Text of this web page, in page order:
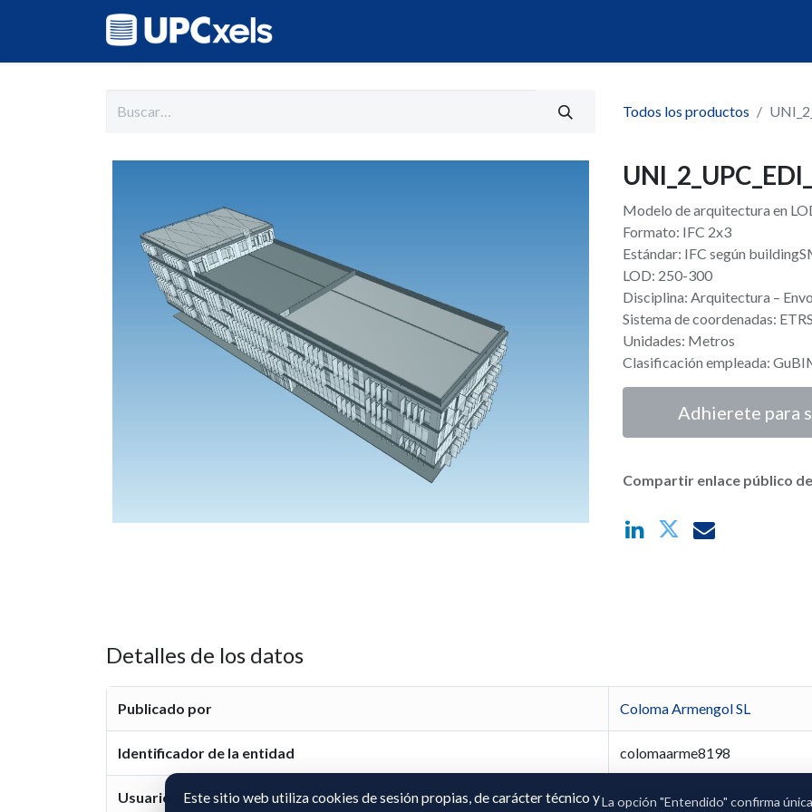
Todos los productos
Modelo de arquitectura en
Formato: IFC 2x3
Estándar: IFC según
LOD: 250-300
Disciplina: Arquitectura –
Sistema de coordenadas:
Unidades: Metros
Clasificación empleada:
Adhierete para
Compartir enlace público
Detalles de los datos
Publicado por Coloma Armengol SL
Identificador de la entidad colomaarme8198
Usuario representante Montserrat Armengol
Este sitio web utiliza cookies de sesión propias, de carácter técnico yLa opción "Entendido" confirma